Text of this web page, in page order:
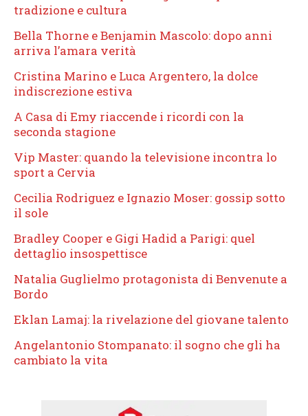
tradizione e cultura
Bella Thorne e Benjamin Mascolo: dopo anni
arriva l’amara verità
Cristina Marino e Luca Argentero, la dolce
indiscrezione estiva
A Casa di Emy riaccende i ricordi con la
seconda stagione
Vip Master: quando la televisione incontra lo
sport a Cervia
Cecilia Rodriguez e Ignazio Moser: gossip sotto
il sole
Bradley Cooper e Gigi Hadid a Parigi: quel
dettaglio insospettisce
Natalia Guglielmo protagonista di Benvenute a
Bordo
Eklan Lamaj: la rivelazione del giovane talento
Angelantonio Stompanato: il sogno che gli ha
cambiato la vita